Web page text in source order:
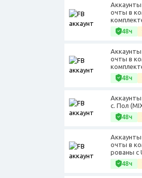
очты в
48ч
очты в
48ч
с. Пол
48ч
очты в
рованы с
48ч